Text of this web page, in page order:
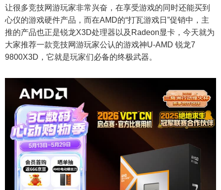
让很多竞技网游玩家非常兴奋，在享受游戏的同时还能买到
心仪的游戏硬件产品，而在AMD的“打瓦游戏日”促销中，主
推的产品也正是锐龙X3D处理器以及Radeon显卡，今天就为
大家推荐一款竞技网游玩家公认的游戏神U-AMD 锐龙7
9800X3D，它就是玩家们必备的终极武器。